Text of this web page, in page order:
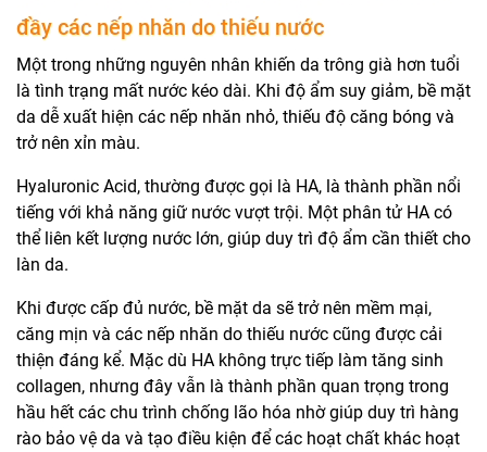
đầy các nếp nhăn do thiếu nước
Một trong những nguyên nhân khiến da trông già hơn tuổi
là tình trạng mất nước kéo dài. Khi độ ẩm suy giảm, bề mặt
da dễ xuất hiện các nếp nhăn nhỏ, thiếu độ căng bóng và
trở nên xỉn màu.
Hyaluronic Acid, thường được gọi là HA, là thành phần nổi
tiếng với khả năng giữ nước vượt trội. Một phân tử HA có
thể liên kết lượng nước lớn, giúp duy trì độ ẩm cần thiết cho
làn da.
Khi được cấp đủ nước, bề mặt da sẽ trở nên mềm mại,
căng mịn và các nếp nhăn do thiếu nước cũng được cải
thiện đáng kể. Mặc dù HA không trực tiếp làm tăng sinh
collagen, nhưng đây vẫn là thành phần quan trọng trong
hầu hết các chu trình chống lão hóa nhờ giúp duy trì hàng
rào bảo vệ da và tạo điều kiện để các hoạt chất khác hoạt